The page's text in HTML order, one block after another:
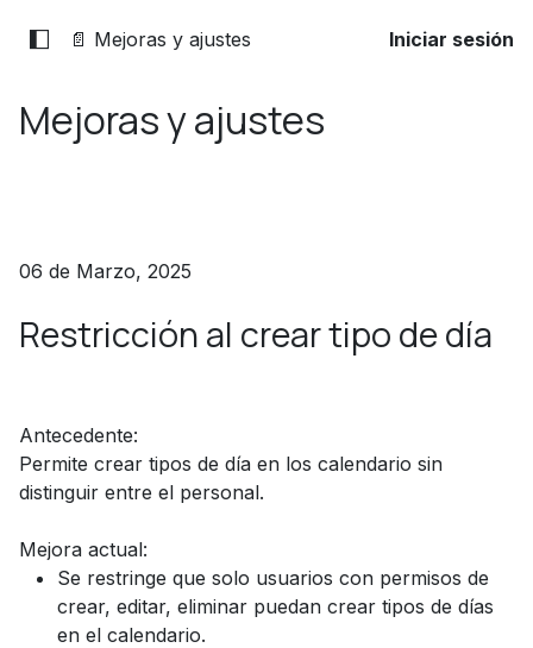
📄 Mejoras y ajustes Iniciar sesión
Mejoras y ajustes
06 de Marzo, 2025
Restricción al crear tipo de día
Antecedente:
Permite crear tipos de día en los calendario sin
distinguir entre el personal.
Mejora actual:
Se restringe que solo usuarios con permisos de
crear, editar, eliminar puedan crear tipos de días
en el calendario.